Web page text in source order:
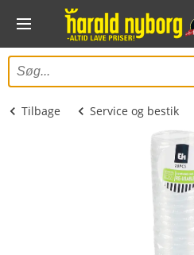
Tilbage Service og bestik